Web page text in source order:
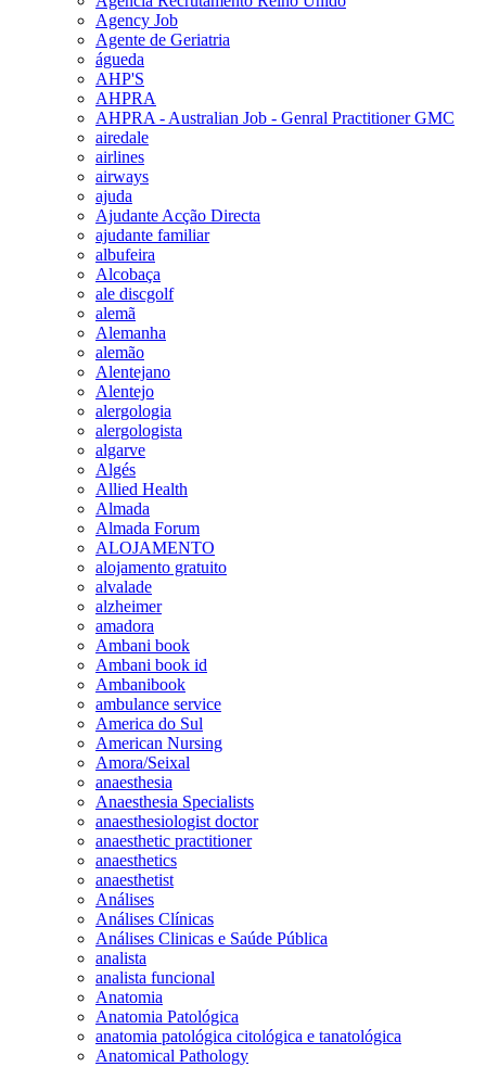
Agency Job
Agente de Geriatria
águeda
AHP'S
AHPRA
AHPRA - Australian Job - Genral Practitioner GMC
airedale
airlines
airways
ajuda
Ajudante Acção Directa
ajudante familiar
albufeira
Alcobaça
ale discgolf
alemã
Alemanha
alemão
Alentejano
Alentejo
alergologia
alergologista
algarve
Algés
Allied Health
Almada
Almada Forum
ALOJAMENTO
alojamento gratuito
alvalade
alzheimer
amadora
Ambani book
Ambani book id
Ambanibook
ambulance service
America do Sul
American Nursing
Amora/Seixal
anaesthesia
Anaesthesia Specialists
anaesthesiologist doctor
anaesthetic practitioner
anaesthetics
anaesthetist
Análises
Análises Clínicas
Análises Clinicas e Saúde Pública
analista
analista funcional
Anatomia
Anatomia Patológica
anatomia patológica citológica e tanatológica
Anatomical Pathology